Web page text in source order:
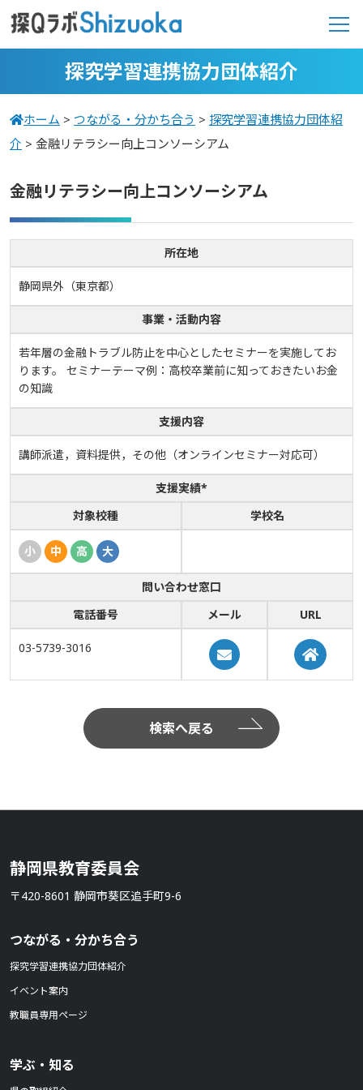
探究学習連携協力団体紹介
ホーム > つながる・分かち合う > 探究学習連携協力団体紹
介 > 金融リテラシー向上コンソーシアム
金融リテラシー向上コンソーシアム
所在地
静岡県外（東京都）
事業・活動内容
若年層の金融トラブル防止を中心としたセミナーを実施してお
ります。 セミナーテーマ例：高校卒業前に知っておきたいお金
の知識
支援内容
講師派遣，資料提供，その他（オンラインセミナー対応可）
支援実績*
対象校種
学校名
小 中 高 大
問い合わせ窓口
電話番号
メール URL
03-5739-3016
検索へ戻る
静岡県教育委員会
〒420-8601 静岡市葵区追手町9-6
つながる・分かち合う
探究学習連携協力団体紹介
イベント案内
教職員専用ページ
学ぶ・知る